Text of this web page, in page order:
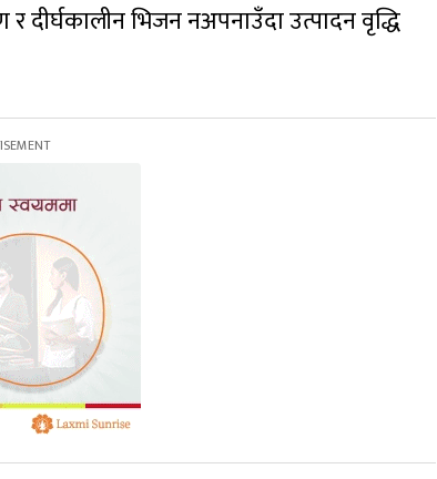
दीर्घकालीन भिजन नअपनाउँदा उत्पादन वृद्धि